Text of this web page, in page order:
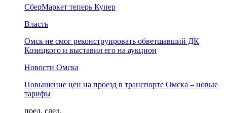
СберМаркет теперь Купер
Власть
Омск не смог реконструировать обветшавший ДК
Козицкого и выставил его на аукцион
Новости Омска
Повышение цен на проезд в транспорте Омска – новые
тарифы
пред. след.